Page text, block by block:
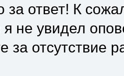
за ответ! К
не увидел
за отсутствие